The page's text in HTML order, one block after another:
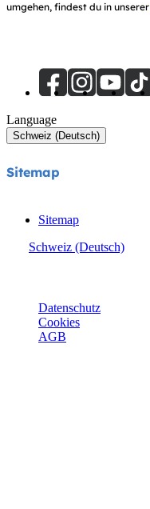
umgehen, findest du in unserer
Language
Schweiz (Deutsch)
Sitemap
Sitemap
Schweiz (Deutsch)
Datenschutz
Cookies
AGB